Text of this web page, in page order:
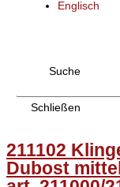
Suche
Schließen
211102
Dubost